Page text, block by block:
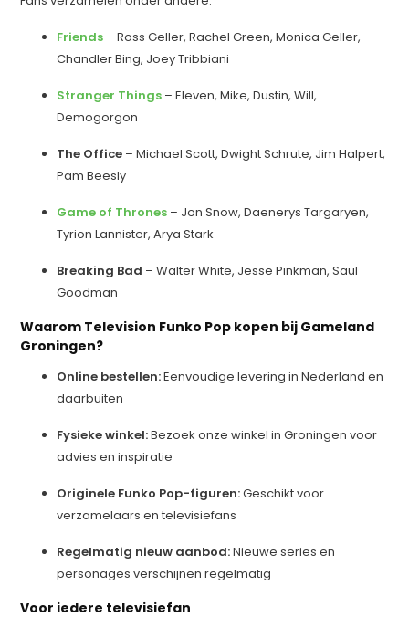
Friends – Ross Geller, Rachel Green, Monica Geller,
Chandler Bing, Joey Tribbiani
Stranger Things – Eleven, Mike, Dustin, Will,
Demogorgon
The Office – Michael Scott, Dwight Schrute, Jim Halpert,
Pam Beesly
Game of Thrones – Jon Snow, Daenerys Targaryen,
Tyrion Lannister, Arya Stark
Breaking Bad – Walter White, Jesse Pinkman, Saul
Goodman
Waarom Television Funko Pop kopen bij Gameland
Groningen?
Online bestellen:Eenvoudige levering in Nederland en
daarbuiten
Fysieke winkel:Bezoek onze winkel in Groningen voor
advies en inspiratie
Originele Funko Pop-figuren:Geschikt voor
verzamelaars en televisiefans
Regelmatig nieuw aanbod:Nieuwe series en
personages verschijnen regelmatig
Voor iedere televisiefan